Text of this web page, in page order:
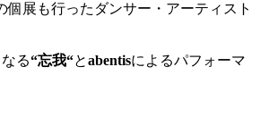
展も行ったダンサー・アーティスト
る“忘我“とabentisによるパフォーマ